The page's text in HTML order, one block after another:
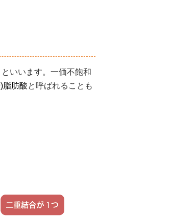
といいます。一価不飽和
脂肪酸と呼ばれることも